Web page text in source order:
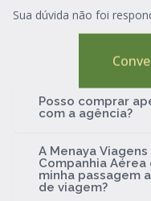
Sua dúvida não foi
Posso comprar
com a agência?
A Menaya
Companhia
minha passagem
de viagem?